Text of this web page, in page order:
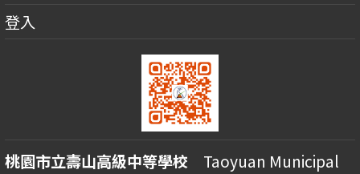
登入
桃園市立壽山高級中等學校 Taoyuan Municipal